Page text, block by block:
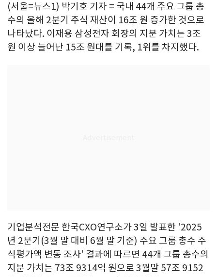
(서울=뉴스1) 박기호 기자 = 국내 44개 주요 그룹 총
수의 올해 2분기 주식 재산이 16조 원 증가한 것으로
나타났다. 이재용 삼성전자 회장의 지분 가치는 3조
원 이상 늘어난 15조 원대를 기록, 1위를 차지했다.
기업분석전문 한국CXO연구소가 3일 발표한 '2025
년 2분기(3월 말 대비 6월 말 기준) 주요 그룹 총수 주
식평가액 변동 조사' 결과에 따르면 44개 그룹 총수의
지분 가치는 73조 9314억 원으로 3월말 57조 9152